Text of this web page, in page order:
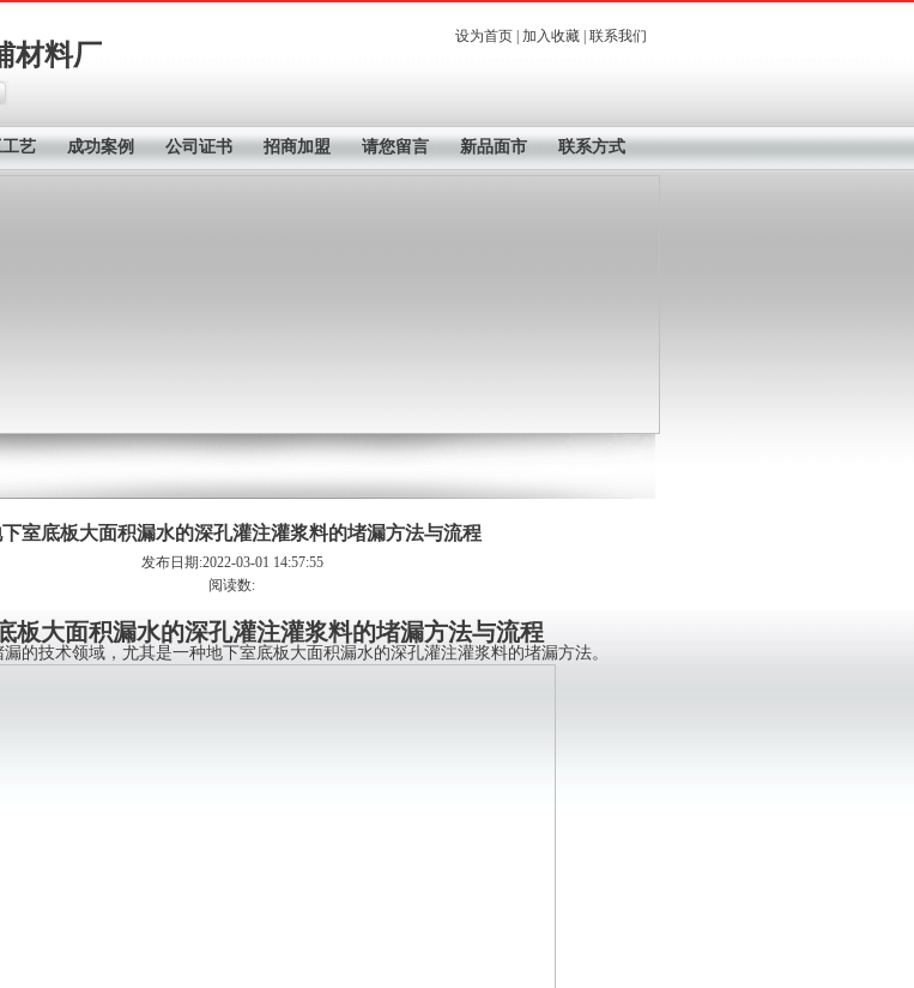
材料厂
设为首页| 加入收藏| 联系我们
艺 成功案例 公司证书 招商加盟 请您留言 新品面市 联系方式
室底板大面积漏水的深孔灌注灌浆料的堵漏方法与流程
发布日期:2022-03-01 14:57:55
阅读数:
板大面积漏水的深孔灌注灌浆料的堵漏方法与流程
的技术领域，尤其是一种地下室底板大面积漏水的深孔灌注灌浆料的堵漏方法。